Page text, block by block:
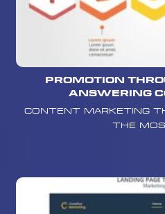
Promotion
Answering
Content marketing
the